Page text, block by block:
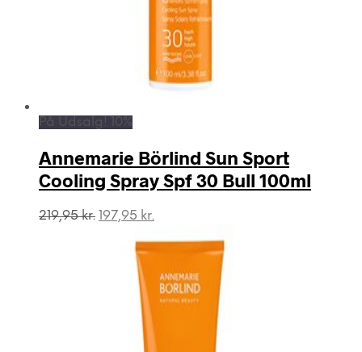
På Udsalg! 10%
Annemarie Börlind Sun Sport
Cooling Spray Spf 30 Bull 100ml
219,95kr. Den
219,95 kr..
197,95 kr.
pris
197,95 kr..